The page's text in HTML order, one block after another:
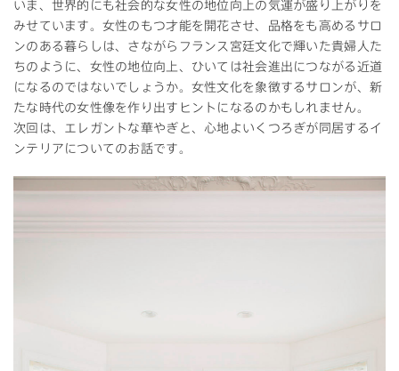
いま、世界的にも社会的な女性の地位向上の気運が盛り上がりを
みせています。女性のもつ才能を開花させ、品格をも高めるサロ
ンのある暮らしは、さながらフランス宮廷文化で輝いた貴婦人た
ちのように、女性の地位向上、ひいては社会進出につながる近道
になるのではないでしょうか。女性文化を象徴するサロンが、新
たな時代の女性像を作り出すヒントになるのかもしれません。
次回は、エレガントな華やぎと、心地よいくつろぎが同居するイ
ンテリアについてのお話です。